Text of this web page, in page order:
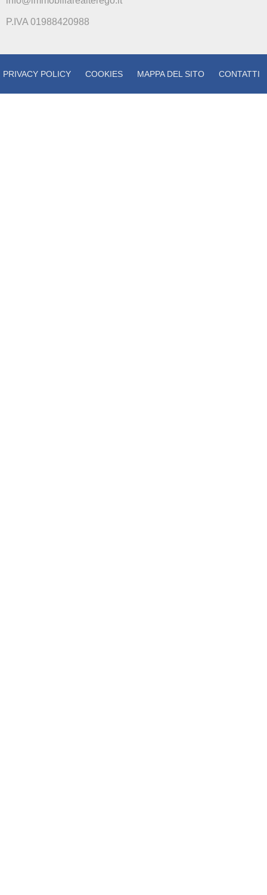
P.IVA 01988420988
PRIVACY POLICY COOKIES MAPPA DEL SITO CONTATTI